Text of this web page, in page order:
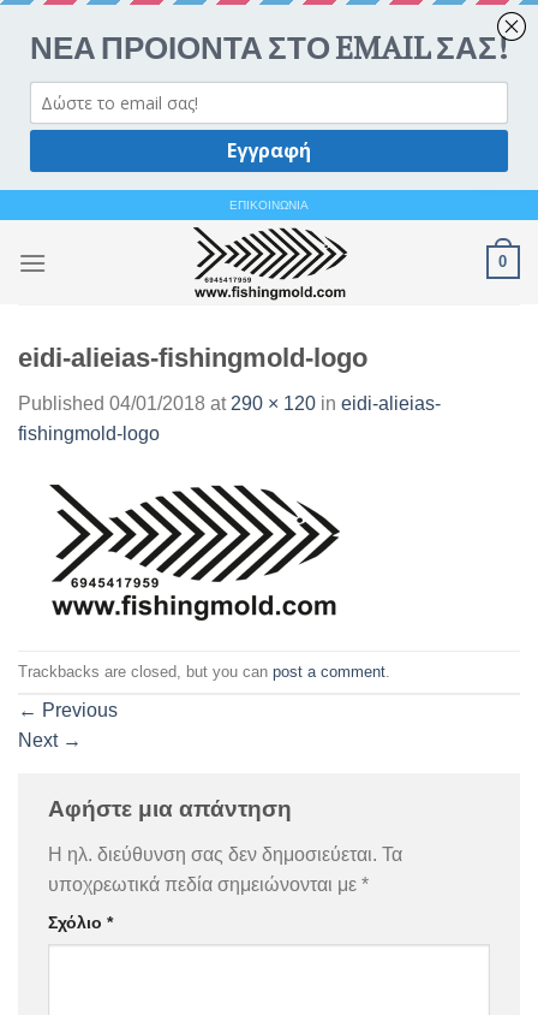
content
ΕΠΙΚΟΙΝΩΝΙΑ
0
eidi-alieias-fishingmold-logo
Published 04/01/2018 at 290 × 120 in eidi-alieias-
fishingmold-logo
Trackbacks are closed, but you can post a comment
← Previous
Next →
Αφήστε μια απάντηση
Η ηλ. διεύθυνση σας δεν δημοσιεύεται. Τα
υποχρεωτικά πεδία σημειώνονται με *
Σχόλιο *